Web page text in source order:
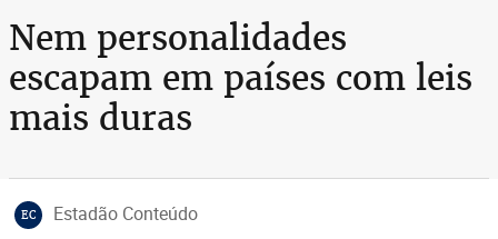
Nem personalidades
escapam em países com leis
mais duras
EC Estadão Conteúdo